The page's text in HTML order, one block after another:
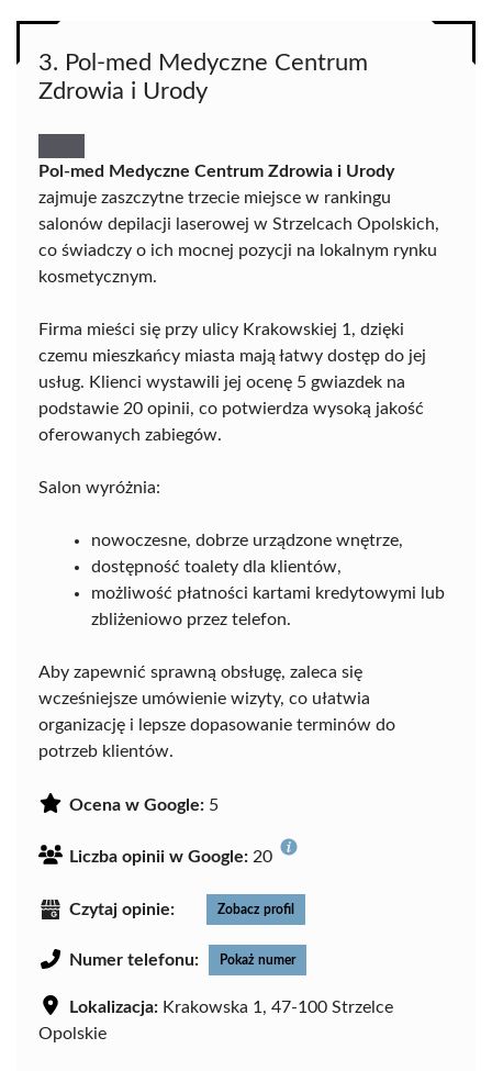
3. Pol-med Medyczne Centrum
Zdrowia i Urody
Pol-med Medyczne Centrum Zdrowia i Urody
zajmuje zaszczytne trzecie miejsce w rankingu
salonów depilacji laserowej w Strzelcach Opolskich,
co świadczy o ich mocnej pozycji na lokalnym rynku
kosmetycznym.
Firma mieści się przy ulicy Krakowskiej 1, dzięki
czemu mieszkańcy miasta mają łatwy dostęp do jej
usług. Klienci wystawili jej ocenę 5 gwiazdek na
podstawie 20 opinii, co potwierdza wysoką jakość
oferowanych zabiegów.
Salon wyróżnia:
nowoczesne, dobrze urządzone wnętrze,
dostępność toalety dla klientów,
możliwość płatności kartami kredytowymi lub
zbliżeniowo przez telefon.
Aby zapewnić sprawną obsługę, zaleca się
wcześniejsze umówienie wizyty, co ułatwia
organizację i lepsze dopasowanie terminów do
potrzeb klientów.
Ocena w Google: 5
Liczba opinii w Google: 20
Czytaj opinie: Zobacz profil
Numer telefonu: Pokaż numer
Lokalizacja: Krakowska 1, 47-100 Strzelce
Opolskie